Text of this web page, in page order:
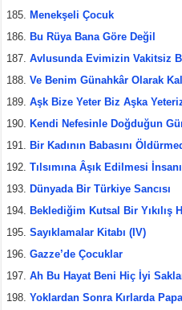
Menekşeli Çocuk
Bu Rüya Bana Göre Değil
Avlusunda Evimizin Vakitsiz
Ve Benim Günahkâr Olarak
Aşk Bize Yeter Biz Aşka
Kendi Nefesinle Doğduğun
Bir Kadının Babasını
Tılsımına Âşık Edilmesi
Dünyada Bir Türkiye Sancısı
Beklediğim Kutsal Bir Yıkılış
Sayıklamalar Kitabı (IV)
Gazze’de Çocuklar
Ah Bu Hayat Beni Hiç İyi
Yoklardan Sonra Kırlarda